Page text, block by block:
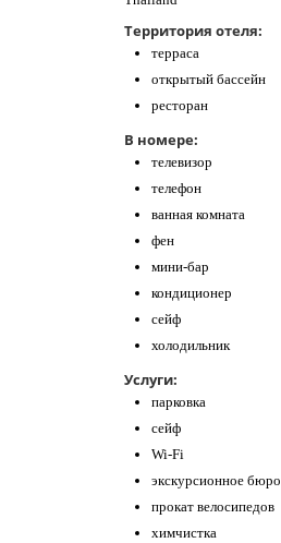
Территория отеля:
терраса
открытый бассейн
ресторан
В номере:
телевизор
телефон
ванная комната
фен
мини-бар
кондиционер
сейф
холодильник
Услуги:
парковка
сейф
Wi-Fi
экскурсионное бюро
прокат велосипедов
химчистка